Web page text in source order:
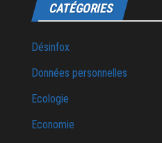
CATÉGORIES
Désinfox
Données personnelles
Ecologie
Economie